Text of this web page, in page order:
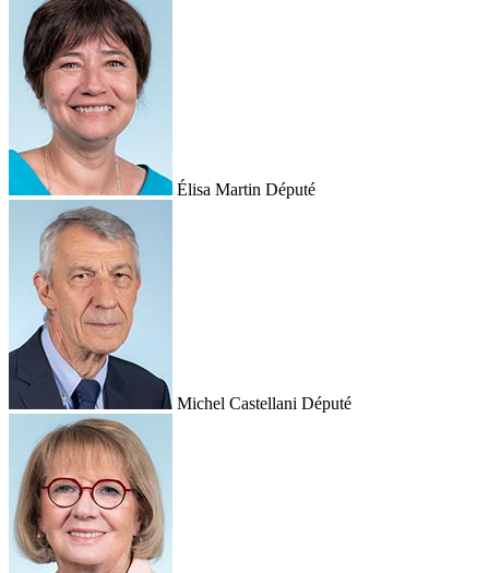
Élisa Martin Député
Michel Castellani Député